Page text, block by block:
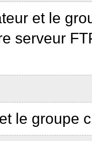
et le
serveur
le groupe